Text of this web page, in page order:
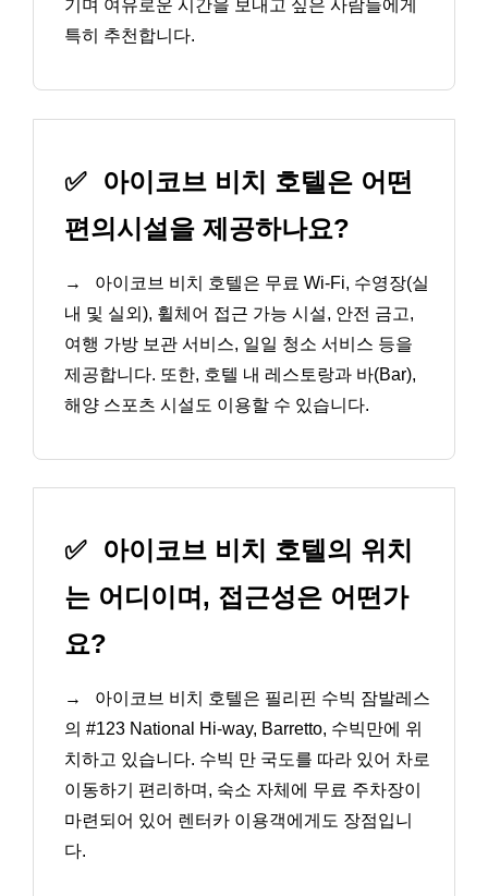
기며 여유로운 시간을 보내고 싶은 사람들에게
특히 추천합니다.
✅
아이코브 비치 호텔은 어떤
편의시설을 제공하나요?
→
아이코브 비치 호텔은 무료 Wi-Fi, 수영장(실
내 및 실외), 휠체어 접근 가능 시설, 안전 금고,
여행 가방 보관 서비스, 일일 청소 서비스 등을
제공합니다. 또한, 호텔 내 레스토랑과 바(Bar),
해양 스포츠 시설도 이용할 수 있습니다.
✅
아이코브 비치 호텔의 위치
는 어디이며, 접근성은 어떤가
요?
→
아이코브 비치 호텔은 필리핀 수빅 잠발레스
의 #123 National Hi-way, Barretto, 수빅만에 위
치하고 있습니다. 수빅 만 국도를 따라 있어 차로
이동하기 편리하며, 숙소 자체에 무료 주차장이
마련되어 있어 렌터카 이용객에게도 장점입니
다.